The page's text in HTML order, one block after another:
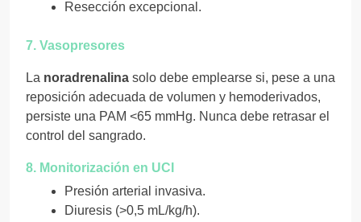
Resección excepcional.
7. Vasopresores
La noradrenalina solo debe emplearse si, pese a una
reposición adecuada de volumen y hemoderivados,
persiste una PAM <65 mmHg. Nunca debe retrasar el
control del sangrado.
8. Monitorización en UCI
Presión arterial invasiva.
Diuresis (>0,5 mL/kg/h).